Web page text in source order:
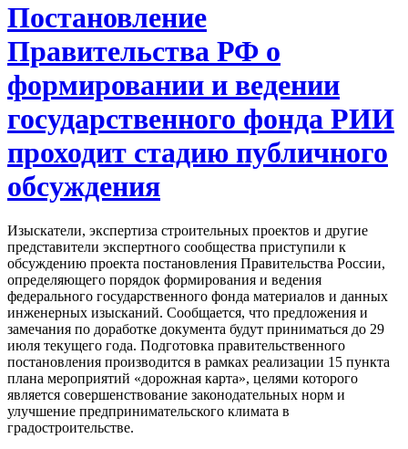
Постановление
Правительства РФ о
формировании и ведении
государственного фонда РИИ
проходит стадию публичного
обсуждения
Изыскатели, экспертиза строительных проектов и другие
представители экспертного сообщества приступили к
обсуждению проекта постановления Правительства России,
определяющего порядок формирования и ведения
федерального государственного фонда материалов и данных
инженерных изысканий. Сообщается, что предложения и
замечания по доработке документа будут приниматься до 29
июля текущего года. Подготовка правительственного
постановления производится в рамках реализации 15 пункта
плана мероприятий «дорожная карта», целями которого
является совершенствование законодательных норм и
улучшение предпринимательского климата в
градостроительстве.